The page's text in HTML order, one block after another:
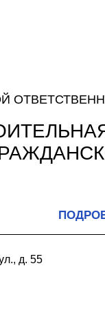
д. 55